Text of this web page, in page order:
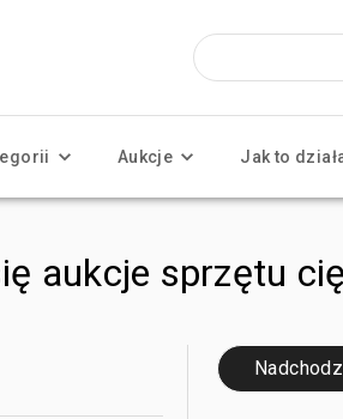
Aukcje Jak to
aukcje sprzętu